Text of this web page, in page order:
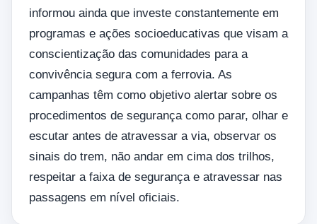
informou ainda que investe constantemente em
programas e ações socioeducativas que visam a
conscientização das comunidades para a
convivência segura com a ferrovia. As
campanhas têm como objetivo alertar sobre os
procedimentos de segurança como parar, olhar e
escutar antes de atravessar a via, observar os
sinais do trem, não andar em cima dos trilhos,
respeitar a faixa de segurança e atravessar nas
passagens em nível oficiais.